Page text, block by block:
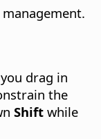
drag in
the
Shift while